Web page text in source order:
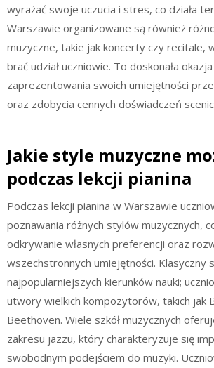
wyrażać swoje uczucia i stres, co działa
Warszawie organizowane są również
muzyczne, takie jak koncerty czy recitale,
brać udział uczniowie. To doskonała
zaprezentowania swoich umiejętności
oraz zdobycia cennych doświadczeń
Jakie style muzyczne
podczas lekcji pianina
Podczas lekcji pianina w Warszawie
poznawania różnych stylów muzycznych,
odkrywanie własnych preferencji oraz
wszechstronnych umiejętności. Klasyczny
najpopularniejszych kierunków nauki;
utwory wielkich kompozytorów, takich jak
Beethoven. Wiele szkół muzycznych
zakresu jazzu, który charakteryzuje się
swobodnym podejściem do muzyki.